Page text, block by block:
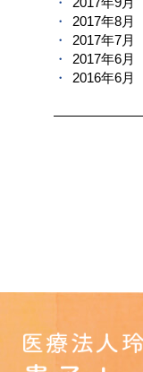
2017年8月
2017年7月
2017年6月
2016年6月